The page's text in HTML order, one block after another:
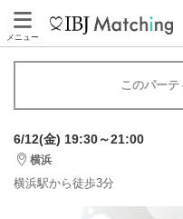
メニュー
このパーテ
6/12(金) 19:30～21:00
横浜
横浜駅から徒歩3分